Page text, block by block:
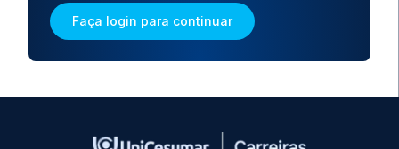
Faça login para continuar